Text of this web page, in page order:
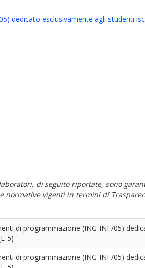
dedicato esclusivamente agli studenti
di seguito riportate, sono
vigenti in termini di
di programmazione (ING-INF/05)
5)
di programmazione (ING-INF/05)